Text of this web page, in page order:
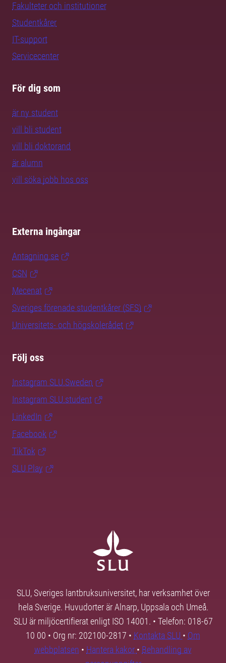
Fakulteter och institutioner
Studentkårer
IT-support
Servicecenter
För dig som
är ny student
vill bli student
vill bli doktorand
är alumn
vill söka jobb hos oss
Externa ingångar
Antagning.se
CSN
Mecenat
Sveriges förenade studentkårer (SFS)
Universitets- och högskolerådet
Följ oss
Instagram SLU.Sweden
Instagram SLU.student
LinkedIn
Facebook
TikTok
SLU Play
SLU, Sveriges lantbruksuniversitet, har verksamhet över
hela Sverige. Huvudorter är Alnarp, Uppsala och Umeå.
SLU är miljöcertifierat enligt ISO 14001. • Telefon: 018-67
10 00 • Org nr: 202100-2817 • Kontakta SLU • Om
webbplatsen • Hantera kakor • Behandling av